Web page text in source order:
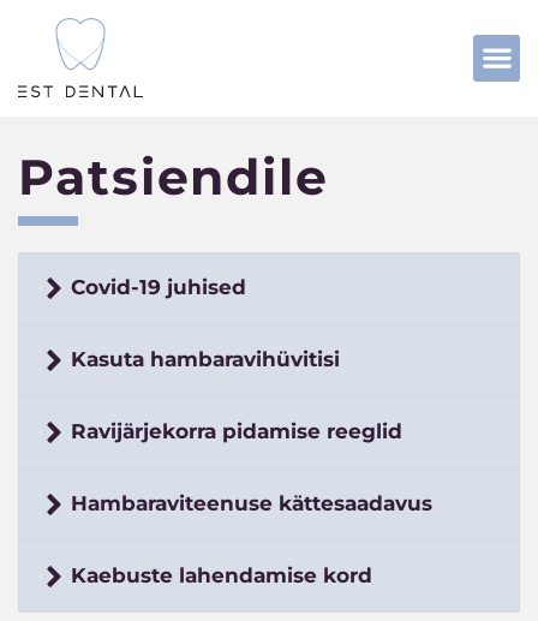
Patsiendile
Covid-19 juhised
Kasuta hambaravihüvitisi
Ravijärjekorra pidamise reeglid
Hambaraviteenuse kättesaadavus
Kaebuste lahendamise kord